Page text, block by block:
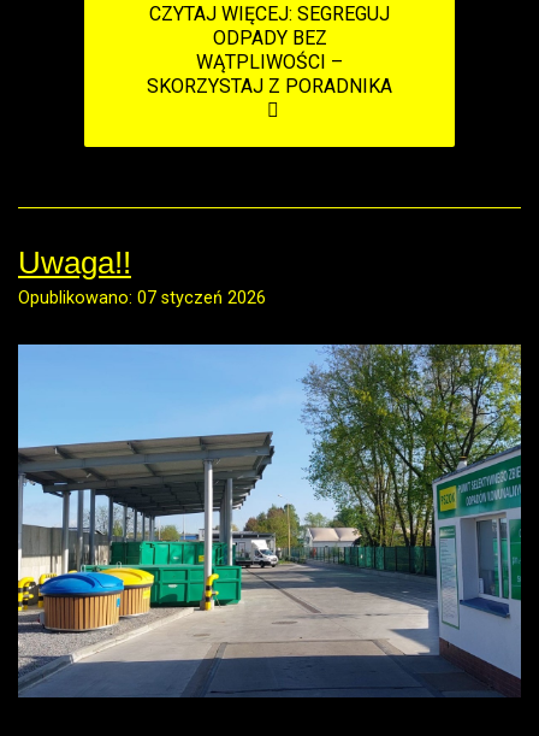
CZYTAJ WIĘCEJ: SEGREGUJ
ODPADY BEZ
WĄTPLIWOŚCI –
SKORZYSTAJ Z PORADNIKA
Uwaga!!
Opublikowano: 07 styczeń 2026